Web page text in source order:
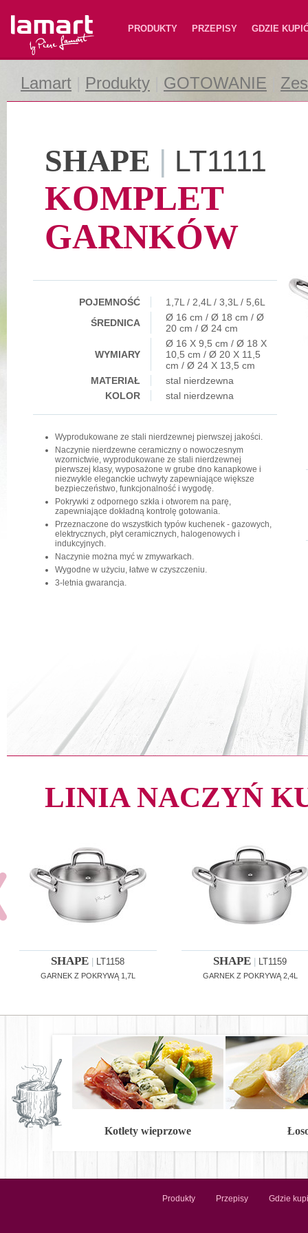
Lamart PRODUKTY PRZEPISY GDZIE
Lamart Produkty GOTOWANIE
SHAPE | LT1111
KOMPLET
GARNKÓW
POJEMNOŚĆ
1,7L / 2,4L / 3,3L / 5,6L
ŚREDNICA
Ø 16 cm / Ø 18 cm / Ø
20 cm / Ø 24 cm
WYMIARY
Ø 16 X 9,5 cm / Ø 18 X
10,5 cm / Ø 20 X 11,5
cm / Ø 24 X 13,5 cm
MATERIAŁ
stal nierdzewna
KOLOR
stal nierdzewna
Wyprodukowane ze stali nierdzewnej pierwszej jakości.
Naczynie nierdzewne ceramiczny o nowoczesnym
wzornictwie, wyprodukowane ze stali nierdzewnej
pierwszej klasy, wyposażone w grube dno kanapkowe i
niezwykle eleganckie uchwyty zapewniające większe
bezpieczeństwo, funkcjonalność i wygodę.
Pokrywki z odpornego szkła i otworem na parę,
zapewniające dokładną kontrolę gotowania.
Przeznaczone do wszystkich typów kuchenek - gazowych,
elektrycznych, płyt ceramicznych, halogenowych i
indukcyjnych.
Naczynie można myć w zmywarkach.
Wygodne w użyciu, łatwe w czyszczeniu.
3-letnia gwarancja.
LINIA NACZYŃ
SHAPE LT1158
GARNEK Z POKRYWĄ 1,7L
SHAPE LT1159
GARNEK Z POKRYWĄ 2,4L
Kotlety wieprzowe
Produkty Przepisy Gdzie